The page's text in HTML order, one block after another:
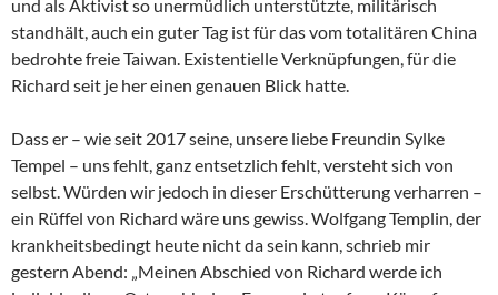
und als Aktivist so unermüdlich unterstützte, militärisch
standhält, auch ein guter Tag ist für das vom totalitären China
bedrohte freie Taiwan. Existentielle Verknüpfungen, für die
Richard seit je her einen genauen Blick hatte.
Dass er – wie seit 2017 seine, unsere liebe Freundin Sylke
Tempel – uns fehlt, ganz entsetzlich fehlt, versteht sich von
selbst. Würden wir jedoch in dieser Erschütterung verharren –
ein Rüffel von Richard wäre uns gewiss. Wolfgang Templin, der
krankheitsbedingt heute nicht da sein kann, schrieb mir
gestern Abend: „Meinen Abschied von Richard werde ich